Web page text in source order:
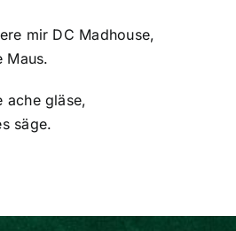
mir DC Madhouse,
Maus.
ache gläse,
säge.